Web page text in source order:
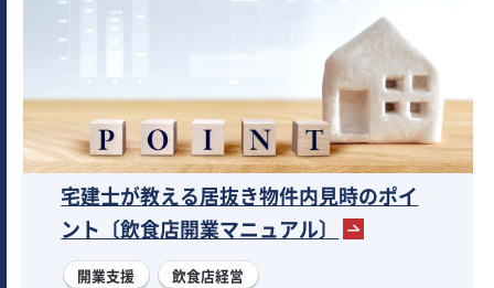
宅建士が教える居抜き物件内見時のポイ
ント〔飲食店開業マニュアル〕
開業支援 飲食店経営